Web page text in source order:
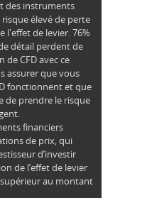
des instruments
élevé de perte
l'effet de levier. 76%
détail perdent de
de CFD avec ce
assurer que vous
fonctionnent et que
de prendre le risque
financiers
de prix, qui
d’investir
de l’effet de levier
au montant